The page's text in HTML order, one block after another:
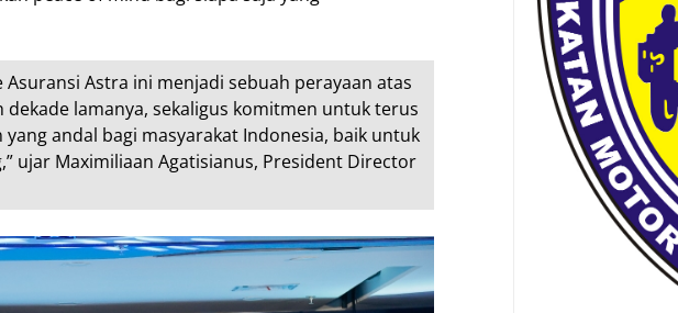
Astra ini menjadi sebuah perayaan atas
lamanya, sekaligus komitmen untuk terus
andal bagi masyarakat Indonesia, baik untuk
ujar Maximiliaan Agatisianus, President Director